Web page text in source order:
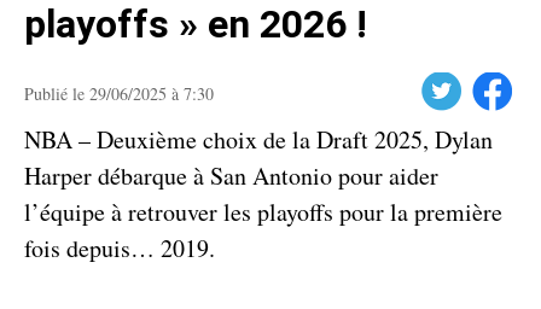
playoffs » en 2026 !
Publié le 29/06/2025 à 7:30 Facebook
NBA – Deuxième choix de la Draft 2025, Dylan
Harper débarque à San Antonio pour aider
l’équipe à retrouver les playoffs pour la première
fois depuis… 2019.